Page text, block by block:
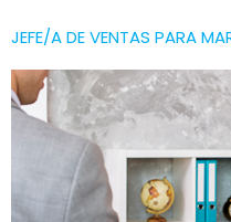
JEFE/A DE VENTAS PARA